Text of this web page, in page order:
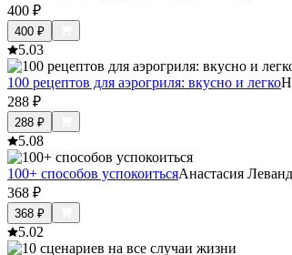
400 ₽
400 ₽
5.03
100 рецептов для аэрогриля: вкусно и легко
288 ₽
288 ₽
5.08
100+ способов успокоитьсяАнастасия
368 ₽
368 ₽
5.02